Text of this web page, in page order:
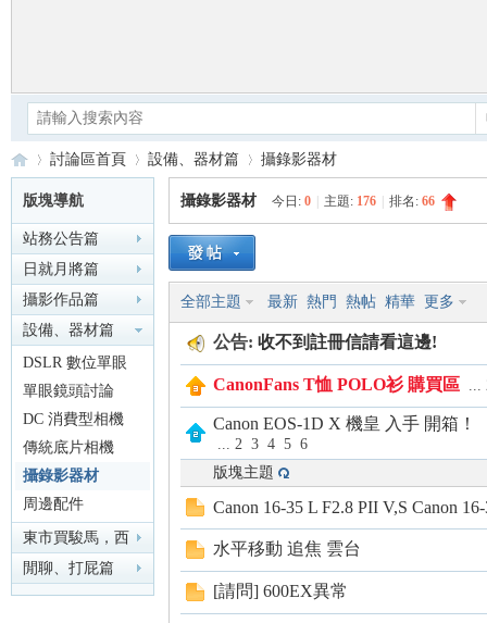
Ca
no
»
討論區首頁
›
設備、器材篇
›
攝錄影器材
版塊導航
站務公告篇
日就月將篇
攝影作品篇
設備、器材篇
DSLR 數位單眼
單眼鏡頭討論
DC 消費型相機
傳統底片相機
攝錄影器材
周邊配件
東市買駿馬，西
市買鞍韉，南市
買轡
閒聊、打屁篇
攝錄影器材 今日: 0 主題: 176 排名: 66
全部主題 最新 熱門 熱帖 精華 更多
公告: 收不到註冊信請看這邊!
CanonFans T恤 POLO衫 購買區 ...
Canon EOS-1D X 機皇 入手 開箱！
... 2 3 4 5 6
版塊主題
Canon 16-35 L F2.8 PII V,S Canon
水平移動 追焦 雲台
[請問] 600EX異常